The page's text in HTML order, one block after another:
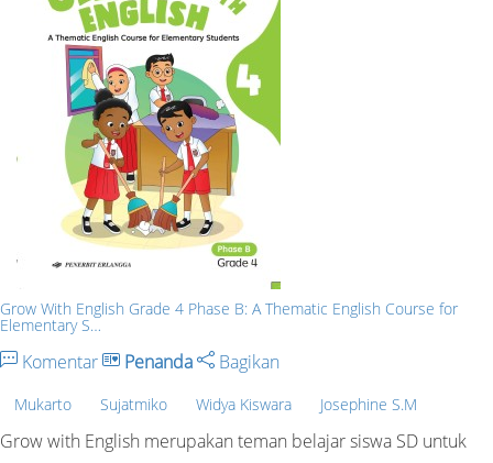
Grow With English Grade 4 Phase B: A Thematic English Course for
Elementary S…
Komentar Penanda Bagikan
Mukarto Sujatmiko Widya Kiswara Josephine S.M
Grow with English merupakan teman belajar siswa SD untuk